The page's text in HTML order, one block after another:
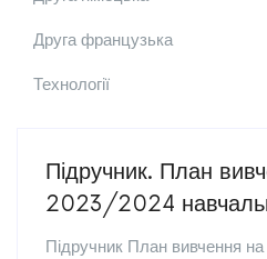
Друга французька
Технології
Підручник. План
2023/2024
Підручник План вивчення